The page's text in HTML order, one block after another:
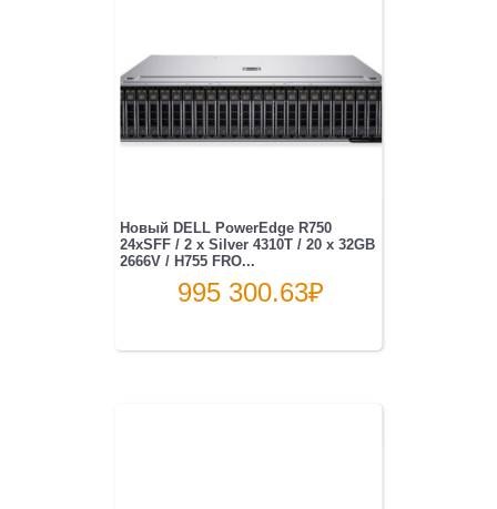
Новый DELL PowerEdge R750
24xSFF / 2 x Silver 4310T / 20 x 32GB
2666V / H755 FRO...
995 300.63₽